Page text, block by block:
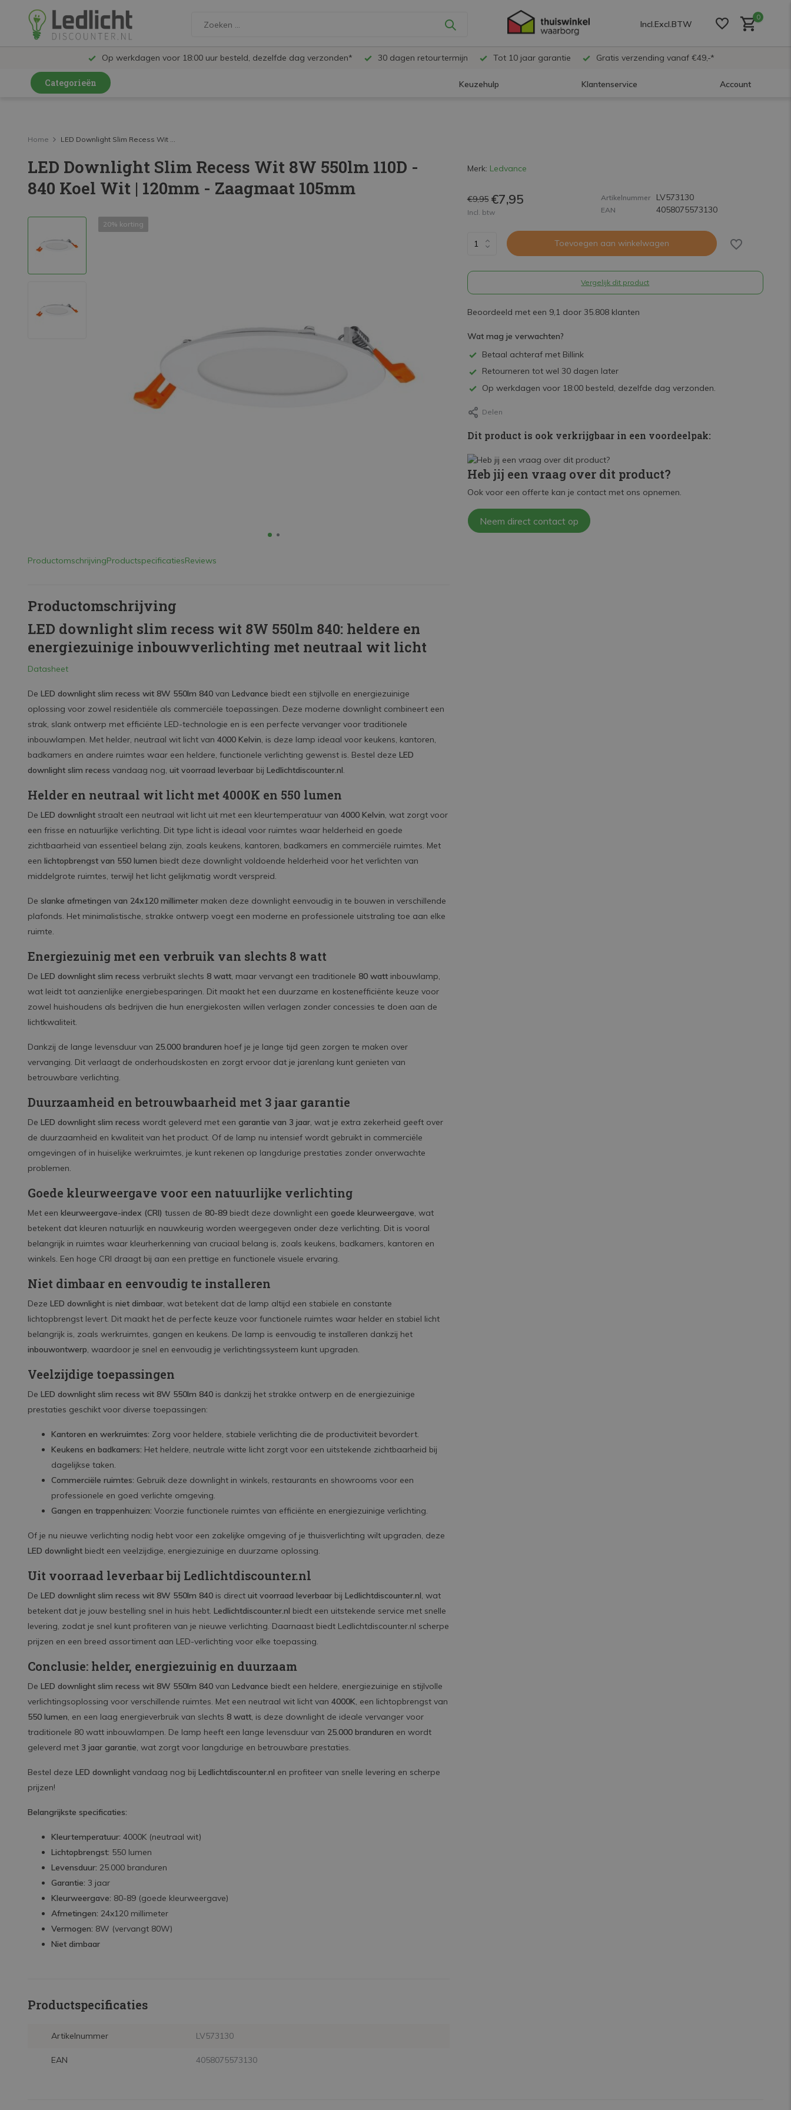
Incl.Excl.BTW
0
Op werkdagen voor 18:00 uur besteld, dezelfde dag verzonden* 30 dagen retourtermijn Tot 10 jaar garantie Gratis verzending vanaf €49,-*
Categorieën Keuzehulp Klantenservice Account
LED Railspots
LED Panelen
LED TL
LED Schijnwerpers
LED High Bay lampen
LED Buitenverlichting
Home LED Downlight Slim Recess Wit ...
LED Downlight Slim Recess Wit 8W 550lm 110D -
840 Koel Wit | 120mm - Zaagmaat 105mm
20% korting
ProductomschrijvingProductspecificatiesReviews
Productomschrijving
LED downlight slim recess wit 8W 550lm 840: heldere en
energiezuinige inbouwverlichting met neutraal wit licht
Datasheet
De LED downlight slim recess wit 8W 550lm 840 van Ledvance biedt een stijlvolle en energiezuinige
oplossing voor zowel residentiële als commerciële toepassingen. Deze moderne downlight combineert een
strak, slank ontwerp met efficiënte LED-technologie en is een perfecte vervanger voor traditionele
inbouwlampen. Met helder, neutraal wit licht van 4000 Kelvin, is deze lamp ideaal voor keukens, kantoren,
badkamers en andere ruimtes waar een heldere, functionele verlichting gewenst is. Bestel deze LED
downlight slim recess vandaag nog, uit voorraad leverbaar bij Ledlichtdiscounter.nl.
Helder en neutraal wit licht met 4000K en 550 lumen
De LED downlight straalt een neutraal wit licht uit met een kleurtemperatuur van 4000 Kelvin, wat zorgt voor
een frisse en natuurlijke verlichting. Dit type licht is ideaal voor ruimtes waar helderheid en goede
zichtbaarheid van essentieel belang zijn, zoals keukens, kantoren, badkamers en commerciële ruimtes. Met
een lichtopbrengst van 550 lumen biedt deze downlight voldoende helderheid voor het verlichten van
middelgrote ruimtes, terwijl het licht gelijkmatig wordt verspreid.
De slanke afmetingen van 24x120 millimeter maken deze downlight eenvoudig in te bouwen in verschillende
plafonds. Het minimalistische, strakke ontwerp voegt een moderne en professionele uitstraling toe aan elke
ruimte.
Energiezuinig met een verbruik van slechts 8 watt
De LED downlight slim recess verbruikt slechts 8 watt, maar vervangt een traditionele 80 watt inbouwlamp,
wat leidt tot aanzienlijke energiebesparingen. Dit maakt het een duurzame en kostenefficiënte keuze voor
zowel huishoudens als bedrijven die hun energiekosten willen verlagen zonder concessies te doen aan de
lichtkwaliteit.
Dankzij de lange levensduur van 25.000 branduren hoef je je lange tijd geen zorgen te maken over
vervanging. Dit verlaagt de onderhoudskosten en zorgt ervoor dat je jarenlang kunt genieten van
betrouwbare verlichting.
Duurzaamheid en betrouwbaarheid met 3 jaar garantie
De LED downlight slim recess wordt geleverd met een garantie van 3 jaar, wat je extra zekerheid geeft over
de duurzaamheid en kwaliteit van het product. Of de lamp nu intensief wordt gebruikt in commerciële
omgevingen of in huiselijke werkruimtes, je kunt rekenen op langdurige prestaties zonder onverwachte
problemen.
Goede kleurweergave voor een natuurlijke verlichting
Met een kleurweergave-index (CRI) tussen de 80-89 biedt deze downlight een goede kleurweergave, wat
betekent dat kleuren natuurlijk en nauwkeurig worden weergegeven onder deze verlichting. Dit is vooral
belangrijk in ruimtes waar kleurherkenning van cruciaal belang is, zoals keukens, badkamers, kantoren en
winkels. Een hoge CRI draagt bij aan een prettige en functionele visuele ervaring.
Niet dimbaar en eenvoudig te installeren
Deze LED downlight is niet dimbaar, wat betekent dat de lamp altijd een stabiele en constante
lichtopbrengst levert. Dit maakt het de perfecte keuze voor functionele ruimtes waar helder en stabiel licht
belangrijk is, zoals werkruimtes, gangen en keukens. De lamp is eenvoudig te installeren dankzij het
inbouwontwerp, waardoor je snel en eenvoudig je verlichtingssysteem kunt upgraden.
Veelzijdige toepassingen
De LED downlight slim recess wit 8W 550lm 840 is dankzij het strakke ontwerp en de energiezuinige
prestaties geschikt voor diverse toepassingen:
Kantoren en werkruimtes: Zorg voor heldere, stabiele verlichting die de productiviteit bevordert.
Keukens en badkamers: Het heldere, neutrale witte licht zorgt voor een uitstekende zichtbaarheid bij
dagelijkse taken.
Commerciële ruimtes: Gebruik deze downlight in winkels, restaurants en showrooms voor een
professionele en goed verlichte omgeving.
Gangen en trappenhuizen: Voorzie functionele ruimtes van efficiënte en energiezuinige verlichting.
Of je nu nieuwe verlichting nodig hebt voor een zakelijke omgeving of je thuisverlichting wilt upgraden, deze
LED downlight biedt een veelzijdige, energiezuinige en duurzame oplossing.
Uit voorraad leverbaar bij Ledlichtdiscounter.nl
De LED downlight slim recess wit 8W 550lm 840 is direct uit voorraad leverbaar bij Ledlichtdiscounter.nl, wat
betekent dat je jouw bestelling snel in huis hebt. Ledlichtdiscounter.nl biedt een uitstekende service met snelle
levering, zodat je snel kunt profiteren van je nieuwe verlichting. Daarnaast biedt Ledlichtdiscounter.nl scherpe
prijzen en een breed assortiment aan LED-verlichting voor elke toepassing.
Conclusie: helder, energiezuinig en duurzaam
De LED downlight slim recess wit 8W 550lm 840 van Ledvance biedt een heldere, energiezuinige en stijlvolle
verlichtingsoplossing voor verschillende ruimtes. Met een neutraal wit licht van 4000K, een lichtopbrengst van
550 lumen, en een laag energieverbruik van slechts 8 watt, is deze downlight de ideale vervanger voor
traditionele 80 watt inbouwlampen. De lamp heeft een lange levensduur van 25.000 branduren en wordt
geleverd met 3 jaar garantie, wat zorgt voor langdurige en betrouwbare prestaties.
Bestel deze LED downlight vandaag nog bij Ledlichtdiscounter.nl en profiteer van snelle levering en scherpe
prijzen!
Belangrijkste specificaties:
Kleurtemperatuur: 4000K (neutraal wit)
Lichtopbrengst: 550 lumen
Levensduur: 25.000 branduren
Garantie: 3 jaar
Kleurweergave: 80-89 (goede kleurweergave)
Afmetingen: 24x120 millimeter
Vermogen: 8W (vervangt 80W)
Niet dimbaar
Productspecificaties
Artikelnummer LV573130
EAN 4058075573130
Merk: Ledvance
€9,95 €7,95
Incl. btw
Artikelnummer LV573130
EAN 4058075573130
Toevoegen aan winkelwagen
Vergelijk dit product
Beoordeeld met een 9,1 door 35.808 klanten
Wat mag je verwachten?
Betaal achteraf met Billink
Retourneren tot wel 30 dagen later
Op werkdagen voor 18:00 besteld, dezelfde dag verzonden.
Delen
Dit product is ook verkrijgbaar in een voordeelpak:
Heb jij een vraag over dit product?
Ook voor een offerte kan je contact met ons opnemen.
Neem direct contact op